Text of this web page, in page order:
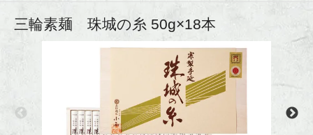
三輪素麺 珠城の糸 50g×18本